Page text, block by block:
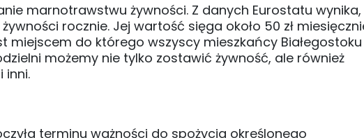
marnotrawstwu żywności. Z danych Eurostatu wynika,
rocznie. Jej wartość sięga około 50 zł
miejscem do którego wszyscy mieszkańcy
możemy nie tylko zostawić żywność, ale również
inni.
terminu ważności do spożycia określonego